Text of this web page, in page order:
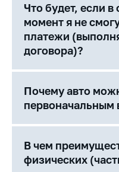
Что будет, если
момент я не
платежи
договора)?
Почему авто
первоначальным
В чем
физических